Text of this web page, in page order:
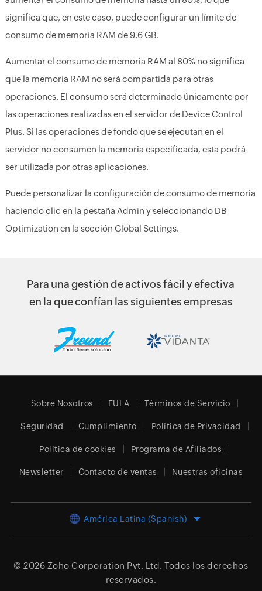
significa que, en este caso, puede configurar un límite de
consumo de memoria RAM de 9.6 GB.
Aumentar el consumo de memoria RAM al 80% no significa
que la memoria RAM no será compartida para otras
operaciones. El consumo será determinado únicamente por
las operaciones realizadas en el servidor de Device Control
Plus. Si las operaciones de fondo que se ejecutan en el
servidor no consumen la memoria especificada, esta podrá
ser utilizada por otras aplicaciones.
Puede personalizar la configuración de consumo de memoria
haciendo clic en la pestaña Admin y seleccionando DB
Optimization en la sección Global Settings.
Para una gestión de activos fácil y efectiva
en la que confían las siguientes empresas
Sobre Nosotros EULA Términos de Servicio
Seguridad Cumplimiento Política de Privacidad
Política de cookies Programa de Afiliados
Newsletter Contacto de ventas Nuestras oficinas
América Latina (Spanish)
© 2026 Zoho Corporation Pvt. Ltd. Todos los derechos
reservados.